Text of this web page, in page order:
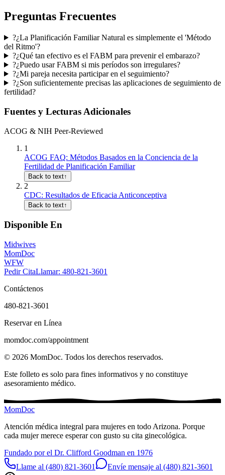
Preguntas Frecuentes
?¿La Planificación Familiar Natural es simplemente el 'Método
del Ritmo'?
?¿Qué tan efectivo es el FABM para prevenir el embarazo?
?¿Puedo usar FABM si mis períodos son irregulares?
?¿Mi pareja necesita participar en el seguimiento?
?¿Son suficientemente precisas las aplicaciones de seguimiento de
fertilidad?
Fuentes y Lecturas Adicionales
ACOG & NIH Peer-Reviewed
1
ACOG FAQ: Métodos Basados en la Conciencia de la
Fertilidad de Planificación Familiar
Back to text↑
2
CDC: Resultados de Eficacia Anticonceptiva
Back to text↑
Disponible En
Midwives
MomDoc
WFW
Pedir CitaLlamar: 480-821-3601
Contáctenos
480-821-3601
Reservar en Línea
momdoc.com/appointment
© 2026 MomDoc. Todos los derechos reservados.
Este folleto es solo para fines informativos y no constituye
asesoramiento médico.
MomDoc
Atención médica integral para mujeres en todo Arizona. Porque
cada mujer merece esperar con gusto su cita ginecológica.
Fundado por el Dr. Clifford Goodman en 1976
Llame al (480) 821-3601
Envíe mensaje al (480) 821-3601